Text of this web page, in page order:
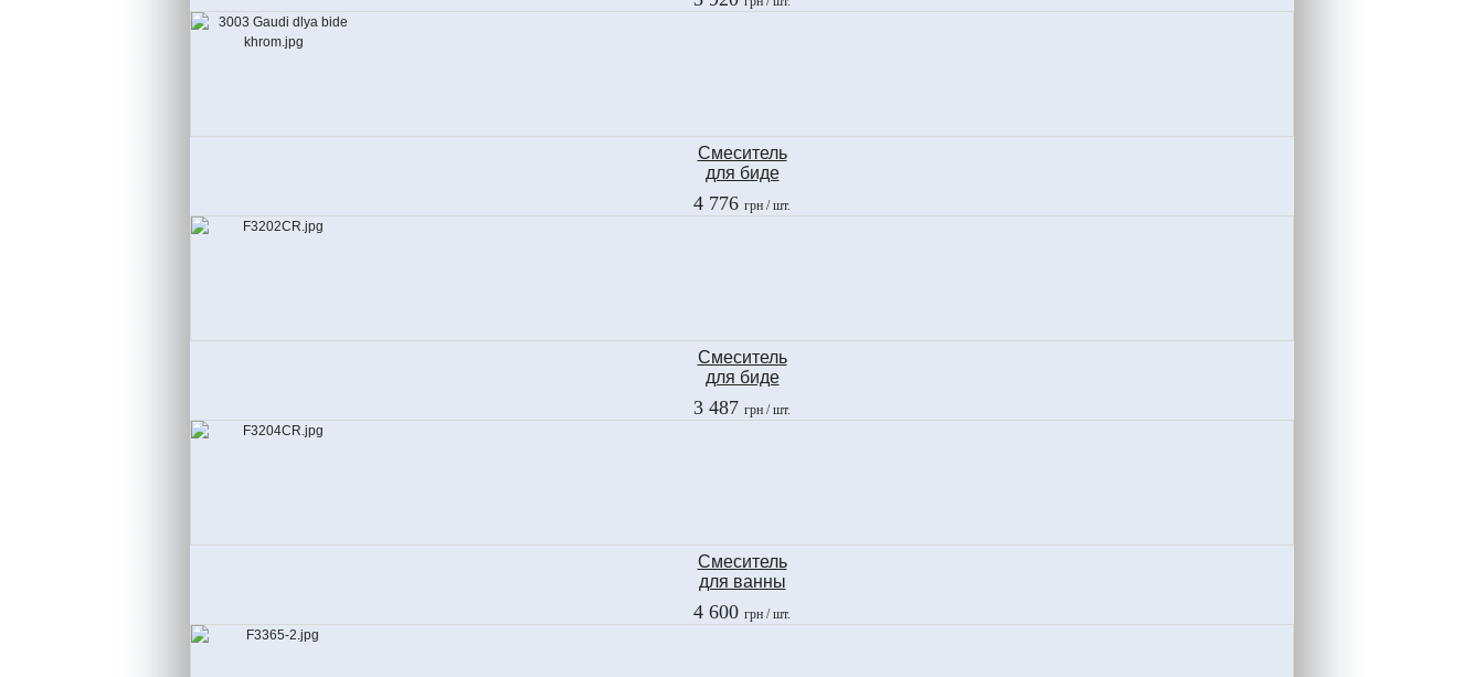
6610
Смеситель
для биде
Ramon Soler
GAUDI
4 776 грн / шт.
Смеситель
для биде
Fima
2
3 487 грн / шт.
Смеситель
для ванны
Fima
2
4 600 грн / шт.